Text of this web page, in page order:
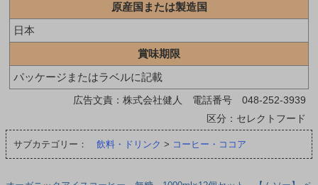
原産国または製造国
日本
賞味期限
パッケージまたはラベルに記載
広告文責：株式会社健人 電話番号 048-252-3939
区分：セレクトフード
サブカテゴリー： 飲料・ドリンク > コーヒー・ココア